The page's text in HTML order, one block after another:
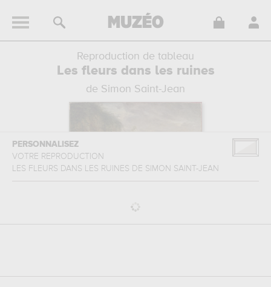
Reproduction de tableau
Les fleurs dans les ruines
de Simon Saint-Jean
PERSONNALISEZ
VOTRE REPRODUCTION
LES FLEURS DANS LES RUINES DE SIMON SAINT-JEAN